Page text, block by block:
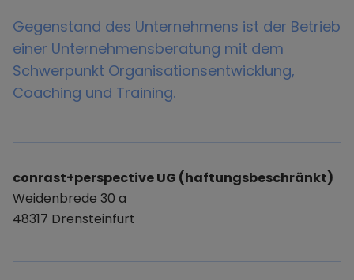
Gegenstand des Unternehmens ist der Betrieb
einer Unternehmensberatung mit dem
Schwerpunkt Organisationsentwicklung,
Coaching und Training.
conrast+perspective UG (haftungsbeschränkt)
Weidenbrede 30 a
48317 Drensteinfurt